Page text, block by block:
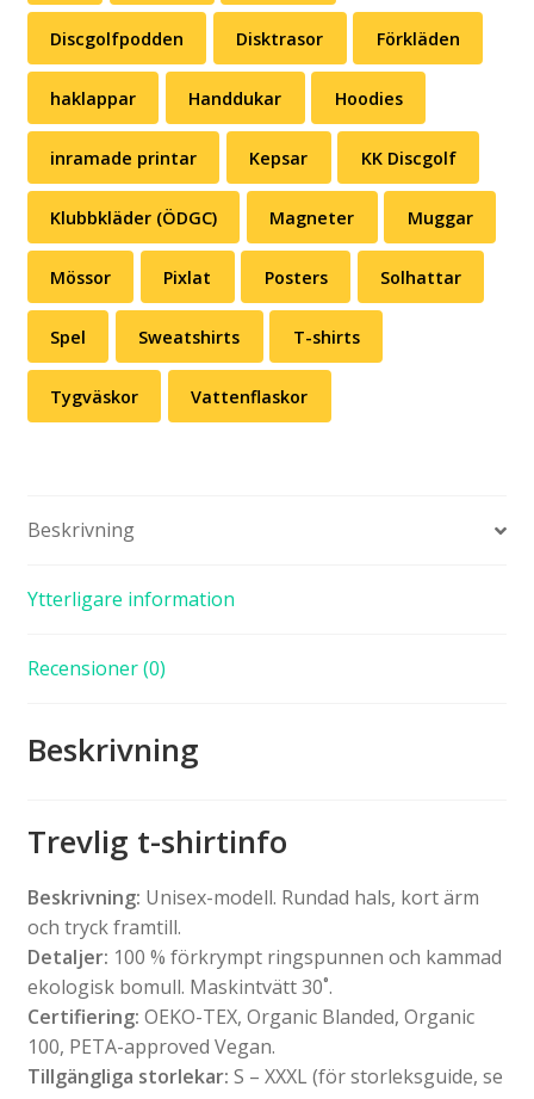
Discgolfpodden Disktrasor Förkläden
haklappar Handdukar Hoodies
inramade printar Kepsar KK Discgolf
Klubbkläder (ÖDGC) Magneter Muggar
Mössor Pixlat Posters Solhattar
Spel Sweatshirts T-shirts
Tygväskor Vattenflaskor
Beskrivning
Ytterligare information
Recensioner (0)
Beskrivning
Trevlig t-shirtinfo
Beskrivning: Unisex-modell. Rundad hals, kort ärm
och tryck framtill.
Detaljer: 100 % förkrympt ringspunnen och kammad
ekologisk bomull. Maskintvätt 30˚.
Certifiering: OEKO-TEX, Organic Blanded, Organic
100, PETA-approved Vegan.
Tillgängliga storlekar: S – XXXL (för storleksguide, se